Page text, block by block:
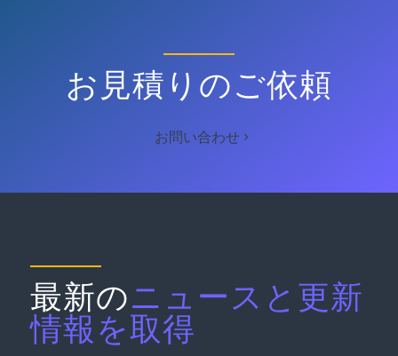
お見積りのご依頼
お問い合わせ
最新のニュースと更新
情報を取得